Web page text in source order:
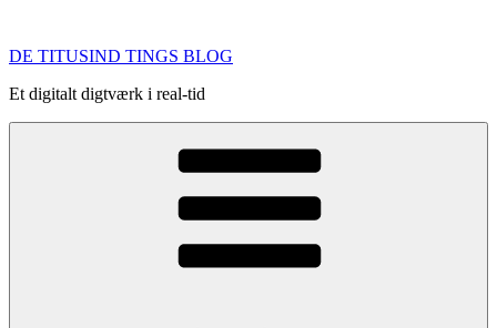
indhold
DE TITUSIND TINGS BLOG
Et digitalt digtværk i real-tid